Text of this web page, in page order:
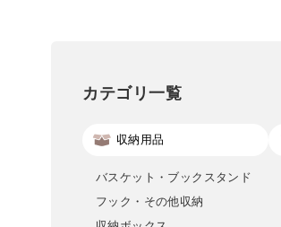
カテゴリ一覧
収納用品
バスケット・ブックスタンド
フック・その他収納